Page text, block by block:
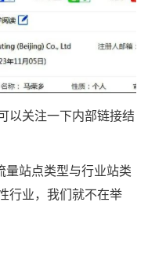
关注一下内部链接结
站点类型与行业站类
行业，我们就不在举